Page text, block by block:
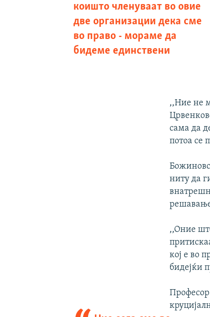
коишто членуваат во овие
две организации дека сме
во право - мораме да
бидеме единствени
,,Ние не
сама да
потоа се
ниту да
решавање
,,Оние
кој е во
бидејќи